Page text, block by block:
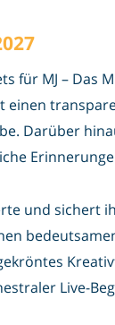
für MJ – Das
einen
Darüber
und sichert
Live-